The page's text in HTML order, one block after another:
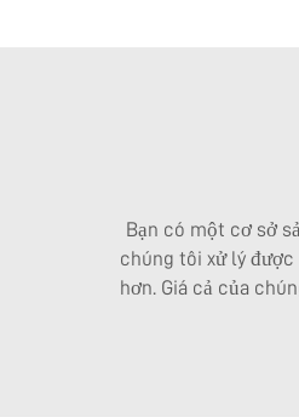
Bạn có một cơ sở
chúng tôi xử lý
hơn. Giá cả của